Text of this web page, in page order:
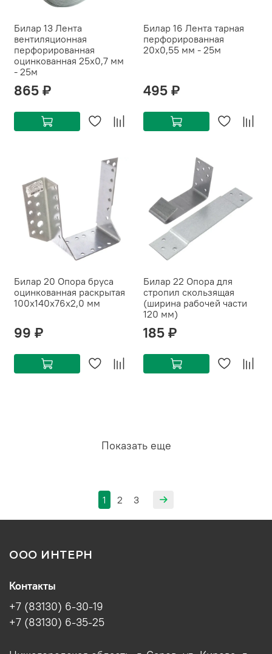
Билар 13 Лента
вентиляционная
перфорированная
оцинкованная 25х0,7 мм
- 25м
865 ₽
Билар 16 Лента тарная
перфорированная
20х0,55 мм - 25м
495 ₽
Билар 20 Опора бруса
оцинкованная раскрытая
100х140х76х2,0 мм
99 ₽
Билар 22 Опора для
стропил скользящая
(ширина рабочей части
120 мм)
185 ₽
Показать еще
1 2 3
ООО ИНТЕРН
Контакты
+7 (83130) 6-30-19
+7 (83130) 6-35-25